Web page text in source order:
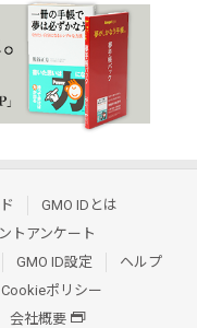
GMO IDとは
トアンケート
GMO ID設定
ヘルプ
Cookieポリシー
会社概要